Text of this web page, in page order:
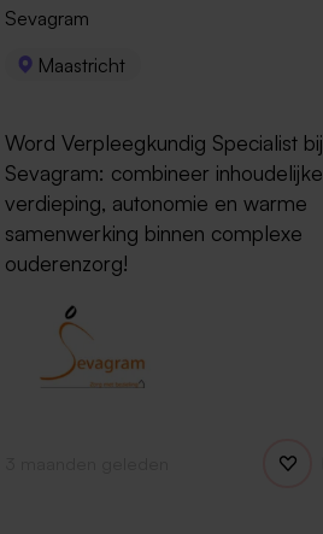
Sevagram
Maastricht
Word Verpleegkundig Specialist bij
Sevagram: combineer inhoudelijke
verdieping, autonomie en warme
samenwerking binnen complexe
ouderenzorg!